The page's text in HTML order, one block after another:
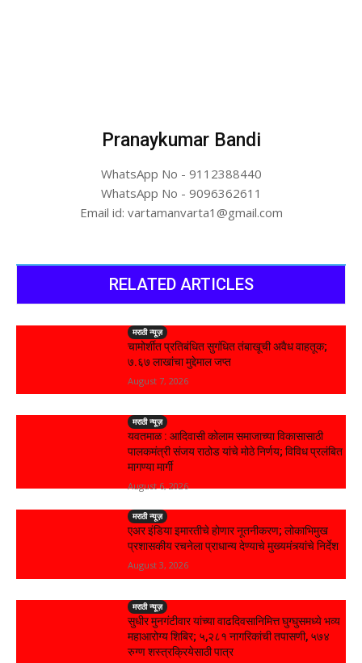
Pranaykumar Bandi
WhatsApp No - 9112388440
WhatsApp No - 9096362611
Email id: vartamanvarta1@gmail.com
RELATED ARTICLES
मराठी न्यूज़
चामोर्शीत प्रतिबंधित सुगंधित तंबाखूची अवैध वाहतूक;
₹७.६७ लाखांचा मुद्देमाल जप्त
August 7, 2026
मराठी न्यूज़
यवतमाळ : आदिवासी कोलाम समाजाच्या विकासासाठी
पालकमंत्री संजय राठोड यांचे मोठे निर्णय; विविध प्रलंबित
मागण्या मार्गी
August 6, 2026
मराठी न्यूज़
एअर इंडिया इमारतीचे होणार नूतनीकरण; लोकाभिमुख
प्रशासकीय रचनेला प्राधान्य देण्याचे मुख्यमंत्र्यांचे निर्देश
August 3, 2026
मराठी न्यूज़
सुधीर मुनगंटीवार यांच्या वाढदिवसानिमित्त घुग्घुसमध्ये भव्य
महाआरोग्य शिबिर; ५,२८१ नागरिकांची तपासणी, ५७४
रुग्ण शस्त्रक्रियेसाठी पात्र